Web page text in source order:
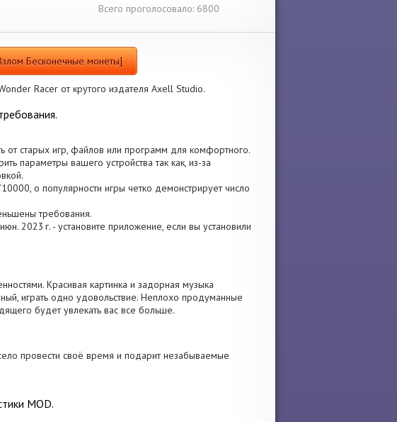
Всего проголосовало: 6800
Бесконечные монеты]
Racer от крутого издателя Axell Studio.
от старых игр, файлов или программ для комфортного.
параметры вашего устройства так как, из-за
о популярности игры четко демонстрирует число
требования.
2023 г. - установите приложение, если вы установили
Красивая картинка и задорная музыка
играть одно удовольствие. Неплохо продуманные
будет увлекать вас все больше.
провести своё время и подарит незабываемые
MOD.